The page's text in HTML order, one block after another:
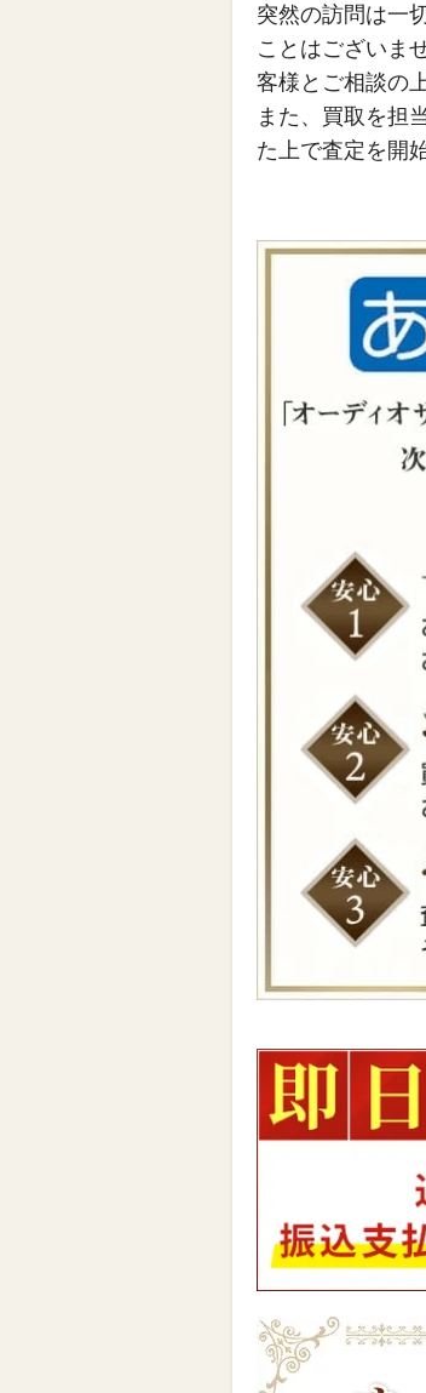
突然の訪問は一
ことはございま
客様とご相談の
また、買取を担
た上で査定を開